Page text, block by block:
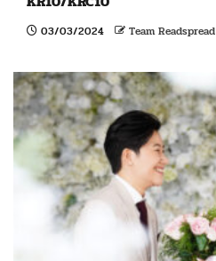
03/03/2024 Team Readspread